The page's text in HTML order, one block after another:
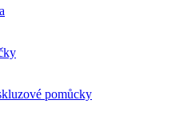
pomůcky